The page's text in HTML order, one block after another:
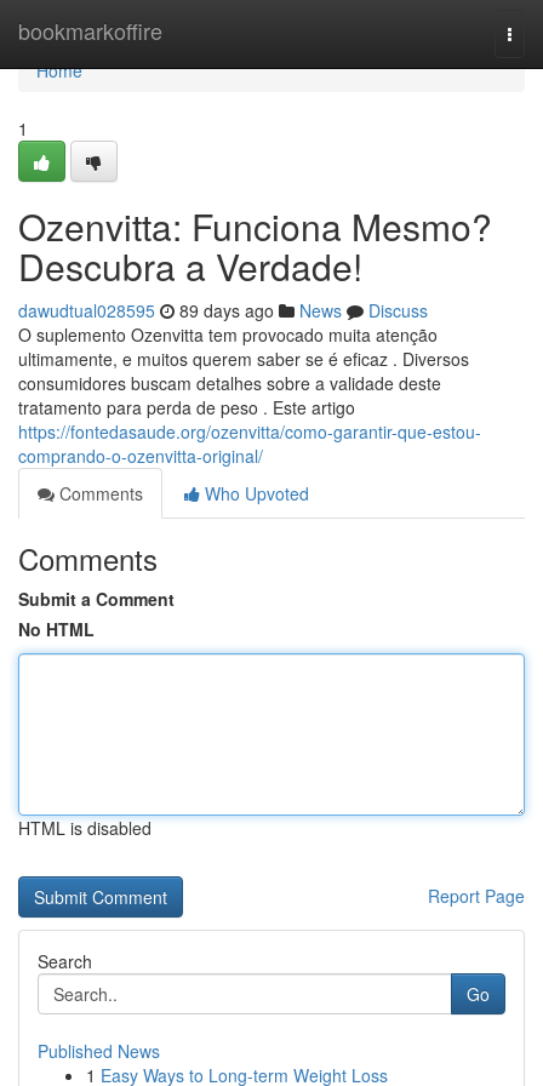
bookmarkoffire
Home
Home
1
Ozenvitta: Funciona Mesmo?
Descubra a Verdade!
dawudtual028595 89 days ago News
Discuss
O suplemento Ozenvitta tem provocado muita atenção
ultimamente, e muitos querem saber se é eficaz . Diversos
consumidores buscam detalhes sobre a validade deste
tratamento para perda de peso . Este artigo
https://fontedasaude.org/ozenvitta/como-garantir-que-estou-
comprando-o-ozenvitta-original/
Comments
Who Upvoted
Comments
Submit a Comment
No HTML
HTML is disabled
Report Page
Search
Go
Published News
1 Easy Ways to Long-term Weight Loss